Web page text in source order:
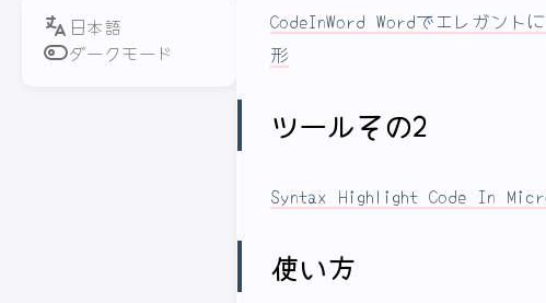
ダークモード
CodeInWord Wordでエレガン
形
ツールその2
Syntax Highlight Code In
使い方